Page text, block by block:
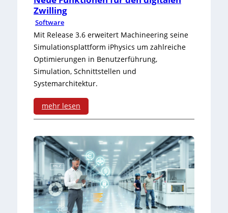
u
r
e
a
u
d
r
H
a
n
I
:
W
e
n
n
K
I
d
i
r
e
Zwilling
Software
Mit Release 3.6 erweitert Machineering seine
Simulationsplattform iPhysics um zahlreiche
Optimierungen in Benutzerführung,
Simulation, Schnittstellen und
Systemarchitektur.
mehr lesen
:
N
e
u
e